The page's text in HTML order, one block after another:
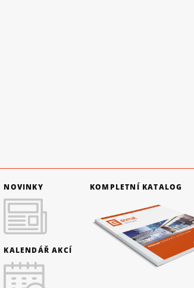
NOVINKY
KALENDÁŘ AKCÍ
KOMPLETNÍ KATALOG